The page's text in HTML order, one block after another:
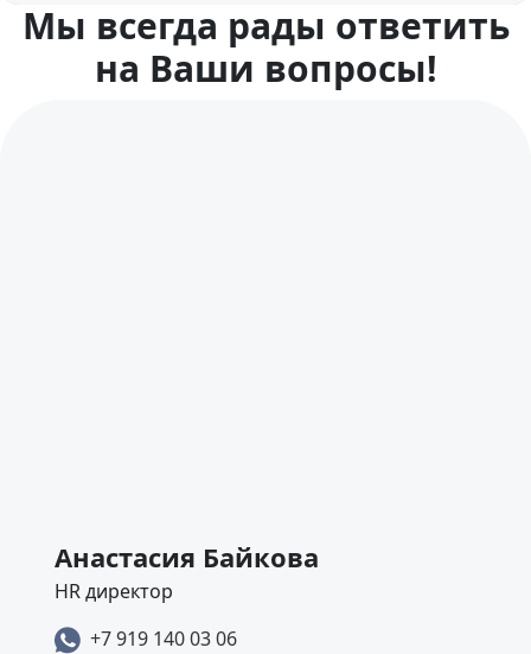
Мы всегда рады ответить
на Ваши вопросы!
Анастасия Байкова
HR директор
+7 919 140 03 06